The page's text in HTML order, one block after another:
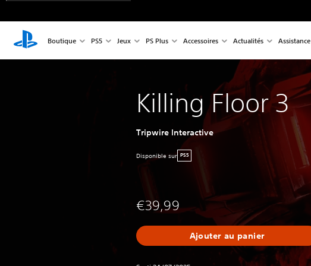
Boutique PS5 Jeux PS Plus Accessoires Actualités Assistance
Killing Floor 3
Tripwire Interactive
Disponible sur PS5
€39,99
Ajouter au panier